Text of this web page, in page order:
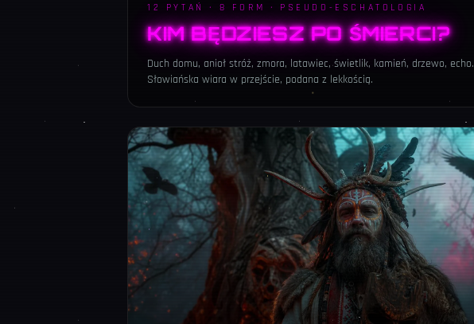
12 PYTAŃ · 8 FORM · PSEUDO-ESCHATOLOGIA
KIM BĘDZIESZ PO ŚMIERCI?
Duch domu, anioł stróż, zmora, latawiec, świetlik, kamień, drzewo, echo.
Słowiańska wiara w przejście, podana z lekkością.